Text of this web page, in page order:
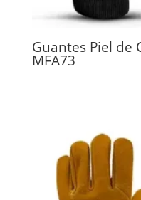
Guantes Piel de
MFA73